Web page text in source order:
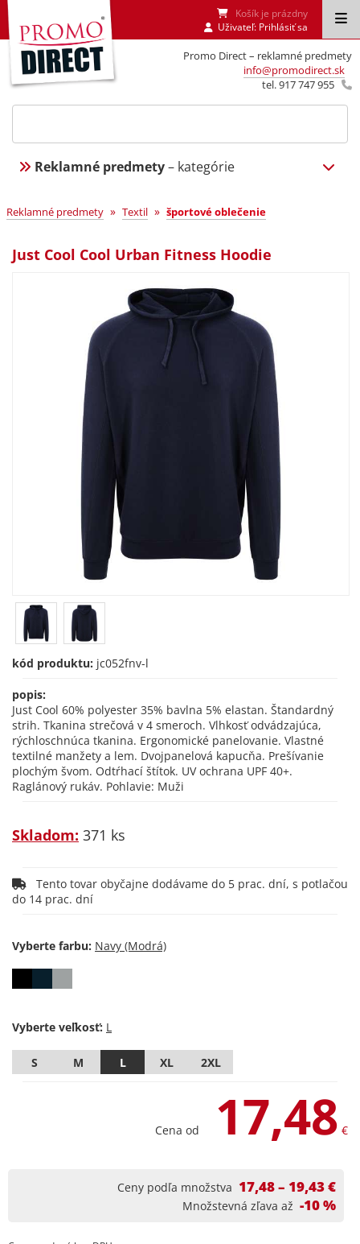
Promo Direct – reklamné predmety
info@promodirect.sk
tel. 917 747 955
Košík je prázdny
Uživateľ: Prihlásiť sa
Reklamné predmety– kategórie
Reklamné predmety » Textil » športové oblečenie
Just Cool Cool Urban Fitness Hoodie
kód produktu: jc052fnv-l
popis:
Just Cool 60% polyester 35% bavlna 5% elastan. Štandardný
strih. Tkanina strečová v 4 smeroch. Vlhkosť odvádzajúca,
rýchloschnúca tkanina. Ergonomické panelovanie. Vlastné
textilné manžety a lem. Dvojpanelová kapucňa. Prešívanie
plochým švom. Odtŕhací štítok. UV ochrana UPF 40+.
Raglánový rukáv. Pohlavie: Muži
Skladom: 371 ks
do 14 prac. dní
Vyberte farbu:
Vyberte veľkosť:
S M L XL 2XL
Cena od 17,48 €
Ceny podľa množstva 17,48 – 19,43 €
Množstevná zľava až -10 %